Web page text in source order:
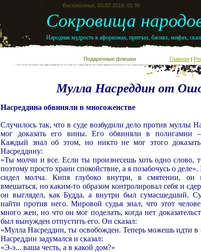
Воскресенье, 03.02.2019, 01:36
Сокровища
Народная мудрость в афоризмах, притчах, баснях, мифах,
Подарочные флешки Главная |
Мулла Насреддин от
Насреддина обвиняли в многоженстве
Случилось так, что в суде возбудили дело против муллы
мог доказать его вины. Его обвиняли в полигамии
Каждый знал об этом, но никто не мог этого
Насреддину:
«Ты молчи и все. Если ты произнесешь хоть одно слово,
поэтому просто храни спокойствие, а я позабочусь о
сидел молча. Кипя глубоко внутри, в смятении, он
вмешаться, но каким-то образом контролировал себя и
он выглядел, как Будда, а внутри был сумасшедший.
найти против него. Мировой судья знал, что этот
много жен, но что он мог поделать, когда нет
был вынужден отпустить его. Он сказал:
«Мулла Насреддин, ты освобожден. Теперь можешь идти в
Насреддин задумался и сказал:
«Э-э... ваша честь, а в какой дом?»